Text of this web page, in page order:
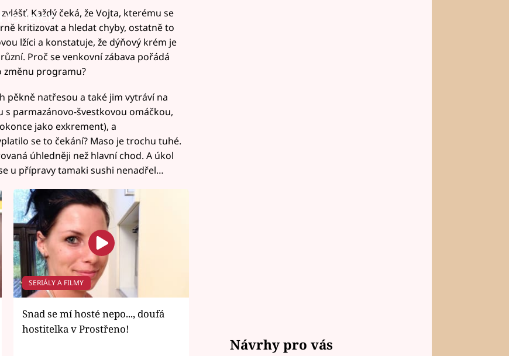
to fetch
Každý čeká, že Vojta, kterému se
kritizovat a hledat chyby, ostatně to
lžíci a konstatuje, že dýňový krém je
Proč se venkovní zábava pořádá
změnu programu?
pěkně natřesou a také jim vytráví na
s parmazánovo-švestkovou omáčkou,
jako exkrement), a
se to čekání? Maso je trochu tuhé.
úhledněji než hlavní chod. A úkol
u přípravy tamaki sushi nenadřel…
SERIÁLY A FILMY
Snad se mí hosté nepo..., doufá
hostitelka v Prostřeno!
Návrhy pro vás